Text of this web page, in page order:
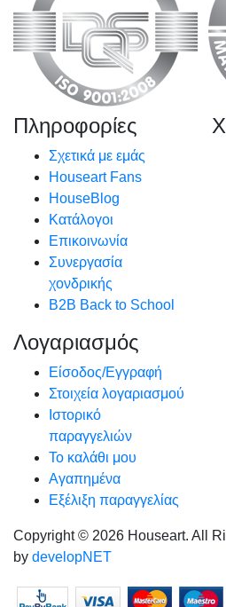
Πληροφορίες
Σχετικά με εμάς
Houseart Fans
HouseBlog
Κατάλογοι
Επικοινωνία
Συνεργασία
χονδρικής
B2B Back to School
Λογαριασμός
Είσοδος/Εγγραφή
Στοιχεία λογαριασμού
Ιστορικό
παραγγελιών
Το καλάθι μου
Αγαπημένα
Εξέλιξη παραγγελίας
Copyright © 2026 Houseart. All
by developNET